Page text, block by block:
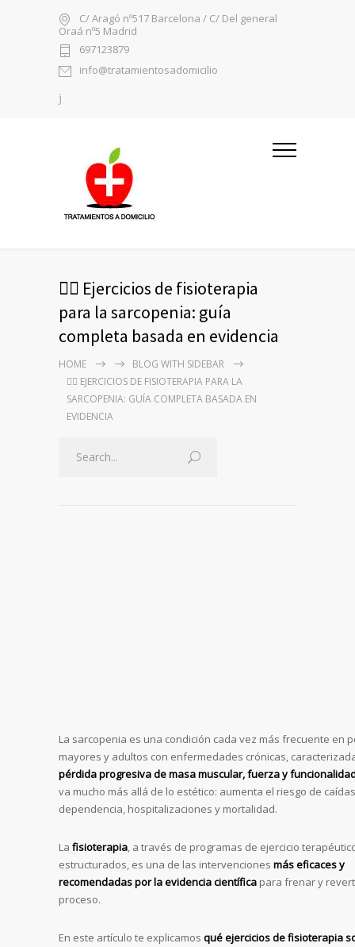
C/ Aragó nº517 Barcelona / C/ Del general
Oraá nº5 Madrid
697123879
info@tratamientosadomicilio
🏋️‍♀️ Ejercicios de fisioterapia
para la sarcopenia: guía
completa basada en evidencia
HOME
BLOG WITH SIDEBAR
🏋️‍♀️ EJERCICIOS DE FISIOTERAPIA PARA LA
SARCOPENIA: GUÍA COMPLETA BASADA EN
EVIDENCIA
La sarcopenia es una condición cada vez más frecuente en
mayores y adultos con enfermedades crónicas,
pérdida progresiva de masa muscular, fuerza y
va mucho más allá de lo estético: aumenta el riesgo de
dependencia, hospitalizaciones y mortalidad.
La fisioterapia, a través de programas de ejercicio
estructurados, es una de las intervenciones más eficaces y
recomendadas por la evidencia científica para frenar y
proceso.
En este artículo te explicamos qué ejercicios de fisioterapia